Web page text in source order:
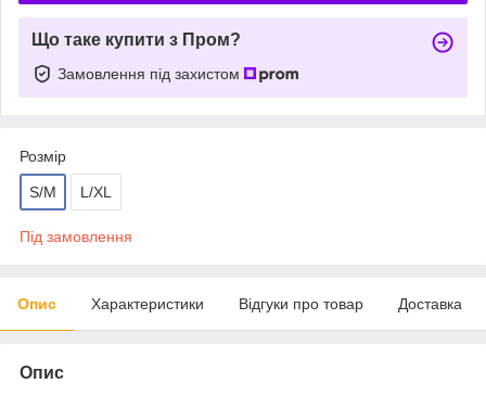
Що таке купити з Пром?
Замовлення під захистом
Розмір
S/M L/XL
Під замовлення
Опис Характеристики Відгуки про товар Доставка
Опис